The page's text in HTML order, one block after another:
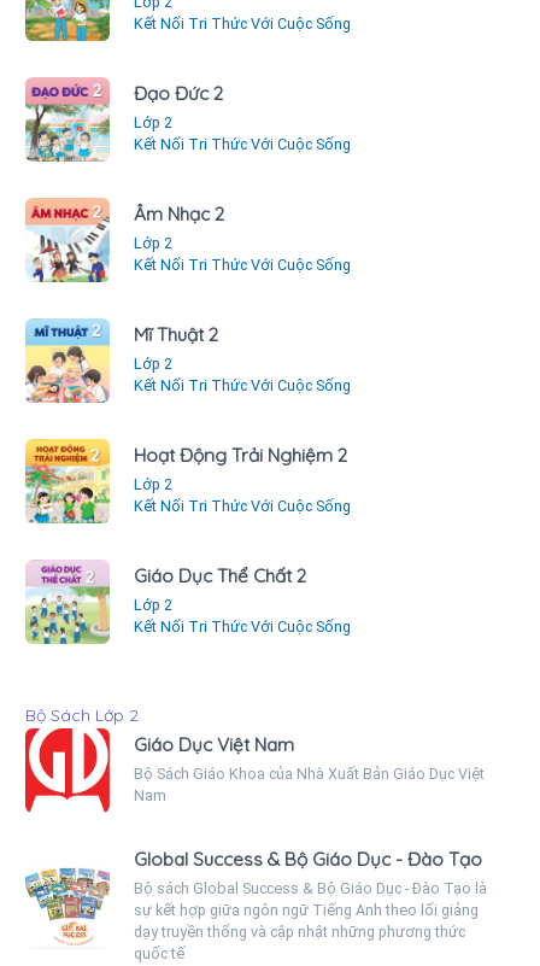
Kết Nối Tri Thức Với Cuộc Sống
Đạo Đức 2
Lớp 2
Kết Nối Tri Thức Với Cuộc Sống
Âm Nhạc 2
Lớp 2
Kết Nối Tri Thức Với Cuộc Sống
Mĩ Thuật 2
Lớp 2
Kết Nối Tri Thức Với Cuộc Sống
Hoạt Động Trải Nghiệm 2
Lớp 2
Kết Nối Tri Thức Với Cuộc Sống
Giáo Dục Thể Chất 2
Lớp 2
Kết Nối Tri Thức Với Cuộc Sống
Bộ Sách Lớp 2
Giáo Dục Việt Nam
Bộ Sách Giáo Khoa của Nhà Xuất Bản Giáo Dục Việt
Nam
Global Success & Bộ Giáo Dục - Đào Tạo
Bộ sách Global Success & Bộ Giáo Dục - Đào Tạo là
sự kết hợp giữa ngôn ngữ Tiếng Anh theo lối giảng
dạy truyền thống và cập nhật những phương thức
quốc tế